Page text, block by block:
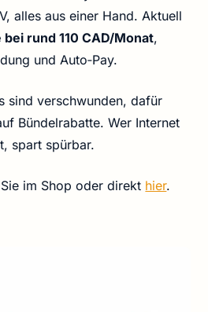
alles aus einer Hand. Aktuell
bei rund 110 CAD/Monat,
und Auto‑Pay.
sind verschwunden, dafür
Bündelrabatte. Wer Internet
spart spürbar.
im Shop oder direkt hier.